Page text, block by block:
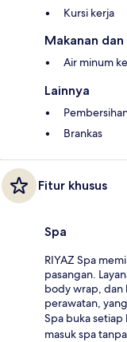
Kursi kerja
Makanan
Air minum
Lainnya
Brankas
Fitur khusus
Spa
RIYAZ Spa
pasangan.
body wrap, dan
perawatan,
Spa buka
masuk spa